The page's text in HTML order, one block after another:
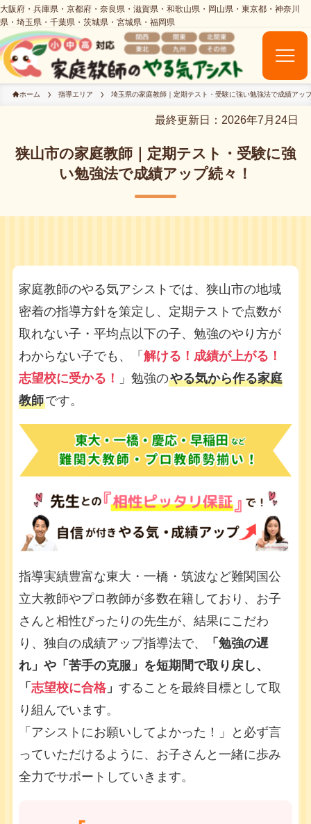
ホーム 指導エリア 埼玉県の家庭教師｜定期テスト・受験に強い勉強法で成績アッ
最終更新日：2026年7月24日
狭山市の家庭教師｜定期テスト・受験に強
い勉強法で成績アップ続々！
家庭教師のやる気アシストでは、狭山市の地域
密着の指導方針を策定し、定期テストで点数が
取れない子・平均点以下の子、勉強のやり方が
わからない子でも、「 解ける！成績が上がる！
志望校に受かる！
」勉強のやる気から作る家庭
教師です。
指導実績豊富な東大・一橋・筑波など難関国公
立大教師やプロ教師が多数在籍しており、お子
さんと相性ぴったりの先生が、結果にこだわ
り、独自の成績アップ指導法で、
「勉強の遅
れ」や「苦手の克服」を短期間で取り戻し、
「 志望校に合格」 することを最終目標として取
り組んでいます。
「アシストにお願いしてよかった！」と必ず言
っていただけるように、お子さんと一緒に歩み
全力でサポートしていきます。